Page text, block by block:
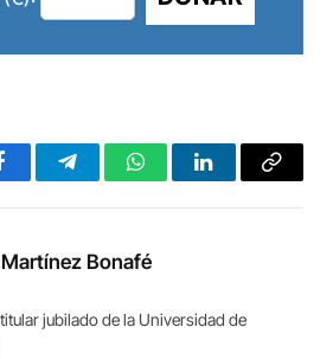
TelegramWhatsAppLinkedInCopy
Bonafé
jubilado de la Universidad de